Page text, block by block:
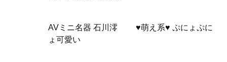
AVミニ名器 石川澪 ♥萌え系♥ ぷにょぷに
ょ可愛い